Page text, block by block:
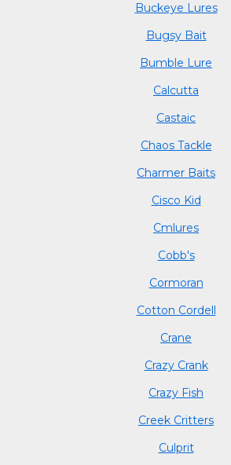
Buckeye Lures
Bugsy Bait
Bumble Lure
Calcutta
Castaic
Chaos Tackle
Charmer Baits
Cisco Kid
Cmlures
Cobb's
Cormoran
Cotton Cordell
Crane
Crazy Crank
Crazy Fish
Creek Critters
Culprit